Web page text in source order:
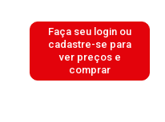
Faça seu login ou
cadastre-se para
ver preços e
comprar